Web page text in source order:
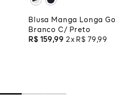
Blusa Manga Longa
Branco C/ Preto
R$ 159,99 2 R$ 79 ,99